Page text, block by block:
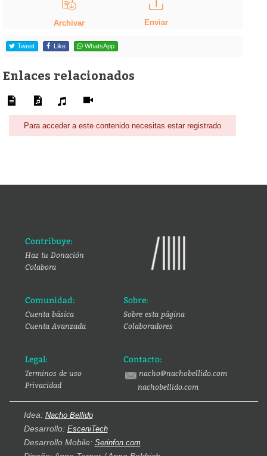
Archivar Enviar
Tweet Like WhatsApp
Enlaces relacionados
Para acceder a este contenido necesitas estar registrado
Contribuye:
Haz tu Donación
Colabora
Comunidad:
Cuenta básica
Cuenta Avanzada
Sobre:
Sobre esta página
Colaboradores
Legal:
Terminos de uso
Privacidad
Contacto:
nacho@nachobellido.com
nachobellido.com
Idea: Nacho Bellido
Desarrollo: EsceniTech
Desarrollo Mobile: Serinfon.com